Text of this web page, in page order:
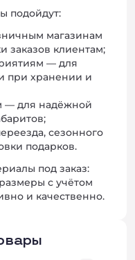
подойдут:
магазинам
заказов клиентам;
— для
при хранении и
— для надёжной
сезонного
подарков.
под заказ:
с учётом
и качественно.